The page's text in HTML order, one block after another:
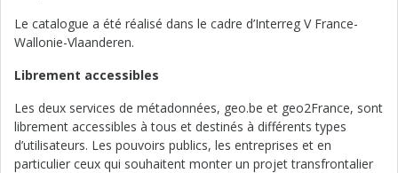
Le catalogue a été réalisé dans le cadre d’Interreg V France-
Wallonie-Vlaanderen.
Librement accessibles
Les deux services de métadonnées, geo.be et geo2France, sont
librement accessibles à tous et destinés à différents types
d’utilisateurs. Les pouvoirs publics, les entreprises et en
particulier ceux qui souhaitent monter un projet transfrontalier